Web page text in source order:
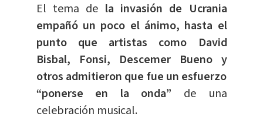
El tema de la invasión de Ucrania
empañó un poco el ánimo, hasta el
punto que artistas como David
Bisbal, Fonsi, Descemer Bueno y
otros admitieron que fue un esfuerzo
“ponerse en la onda” de una
celebración musical.